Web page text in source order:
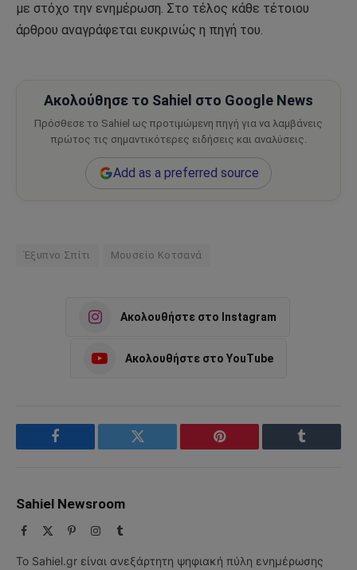
με στόχο την ενημέρωση. Στο τέλος κάθε τέτοιου
άρθρου αναγράφεται ευκρινώς η πηγή του.
Ακολούθησε το Sahiel στο Google News
Πρόσθεσε το Sahiel ως προτιμώμενη πηγή για να λαμβάνεις
πρώτος τις σημαντικότερες ειδήσεις και αναλύσεις.
Add as a preferred source
Έξυπνο Σπίτι Μουσείο Κοτσανά
Ακολουθήστε στο Instagram
Ακολουθήστε στο YouTube
Facebook Twitter Pinterest Tumblr
Sahiel Newsroom
Facebook PinterestInstagram
Tumblr
Το Sahiel.gr είναι ανεξάρτητη ψηφιακή πύλη ενημέρωσης